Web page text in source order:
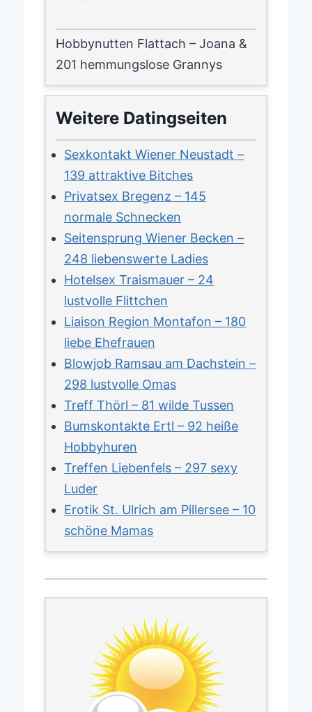
Hobbynutten Flattach – Joana &
201 hemmungslose Grannys
Weitere Datingseiten
Sexkontakt Wiener Neustadt –
139 attraktive Bitches
Privatsex Bregenz – 145
normale Schnecken
Seitensprung Wiener Becken –
248 liebenswerte Ladies
Hotelsex Traismauer – 24
lustvolle Flittchen
Liaison Region Montafon – 180
liebe Ehefrauen
Blowjob Ramsau am Dachstein –
298 lustvolle Omas
Treff Thörl – 81 wilde Tussen
Bumskontakte Ertl – 92 heiße
Hobbyhuren
Treffen Liebenfels – 297 sexy
Luder
Erotik St. Ulrich am Pillersee – 10
schöne Mamas